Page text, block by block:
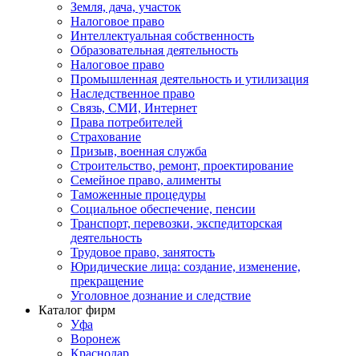
Земля, дача, участок
Налоговое право
Интеллектуальная собственность
Образовательная деятельность
Налоговое право
Промышленная деятельность и утилизация
Наследственное право
Связь, СМИ, Интернет
Права потребителей
Страхование
Призыв, военная служба
Строительство, ремонт, проектирование
Семейное право, алименты
Таможенные процедуры
Социальное обеспечение, пенсии
Транспорт, перевозки, экспедиторская
деятельность
Трудовое право, занятость
Юридические лица: создание, изменение,
прекращение
Уголовное дознание и следствие
Каталог фирм
Уфа
Воронеж
Краснодар